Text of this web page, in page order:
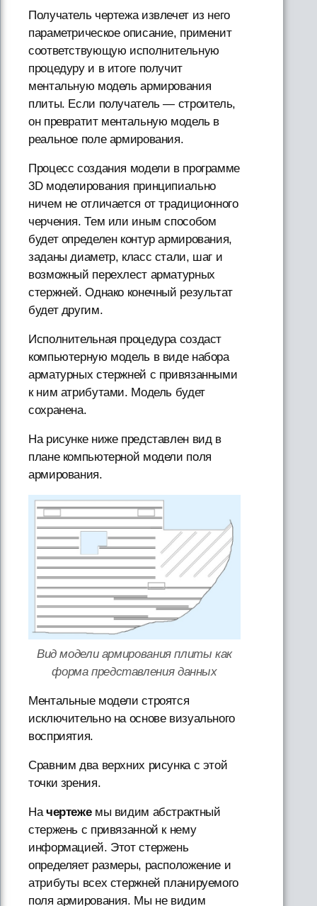
Получатель чертежа извлечет из него
параметрическое описание, применит
соответствующую исполнительную
процедуру и в итоге получит
ментальную модель армирования
плиты. Если получатель — строитель,
он превратит ментальную модель в
реальное поле армирования.
Процесс создания модели в программе
3D моделирования принципиально
ничем не отличается от традиционного
черчения. Тем или иным способом
будет определен контур армирования,
заданы диаметр, класс стали, шаг и
возможный перехлест арматурных
стержней. Однако конечный результат
будет другим.
Исполнительная процедура создаст
компьютерную модель в виде набора
арматурных стержней с привязанными
к ним атрибутами. Модель будет
сохранена.
На рисунке ниже представлен вид в
плане компьютерной модели поля
армирования.
Вид модели армирования плиты как
форма представления данных
Ментальные модели строятся
исключительно на основе визуального
восприятия.
Сравним два верхних рисунка с этой
точки зрения.
Начертежемы видим абстрактный
стержень с привязанной к нему
информацией. Этот стержень
определяет размеры, расположение и
атрибуты всех стержней планируемого
поля армирования. Мы не видим